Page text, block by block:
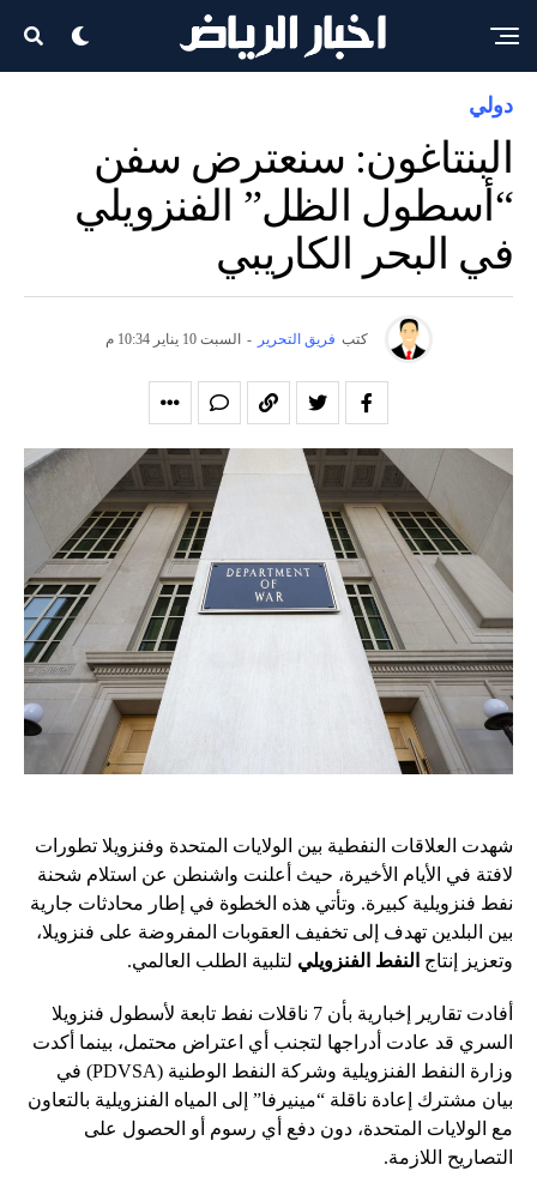
دولي
البنتاغون: سنعترض سفن
“أسطول الظل” الفنزويلي
في البحر الكاريبي
كتب فريق التحرير - السبت 10 يناير 10:34 م
شهدت العلاقات النفطية بين الولايات المتحدة وفنزويلا تطورات
لافتة في الأيام الأخيرة، حيث أعلنت واشنطن عن استلام شحنة
نفط فنزويلية كبيرة. وتأتي هذه الخطوة في إطار محادثات جارية
بين البلدين تهدف إلى تخفيف العقوبات المفروضة على فنزويلا،
وتعزيز إنتاج النفط الفنزويلي لتلبية الطلب العالمي.
أفادت تقارير إخبارية بأن 7 ناقلات نفط تابعة لأسطول فنزويلا
السري قد عادت أدراجها لتجنب أي اعتراض محتمل، بينما أكدت
وزارة النفط الفنزويلية وشركة النفط الوطنية (PDVSA) في
بيان مشترك إعادة ناقلة “مينيرفا” إلى المياه الفنزويلية بالتعاون
مع الولايات المتحدة، دون دفع أي رسوم أو الحصول على
التصاريح اللازمة.